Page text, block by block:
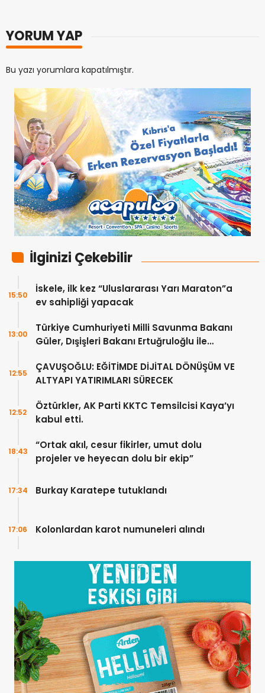
YORUM YAP
Bu yazı yorumlara kapatılmıştır.
İlginizi Çekebilir
İskele, ilk kez “Uluslararası Yarı Maraton”a
ev sahipliği yapacak
15:50
Türkiye Cumhuriyeti Milli Savunma Bakanı
Güler, Dışişleri Bakanı Ertuğruloğlu ile
13:00
ÇAVUŞOĞLU: EĞİTİMDE DİJİTAL DÖNÜŞÜM VE
ALTYAPI YATIRIMLARI SÜRECEK
12:55
Öztürkler, AK Parti KKTC Temsilcisi Kaya’yı
kabul etti.
12:52
“Ortak akıl, cesur fikirler, umut dolu
projeler ve heyecan dolu bir ekip”
18:43
Burkay Karatepe tutuklandı
17:34
Kolonlardan karot numuneleri alındı
17:06